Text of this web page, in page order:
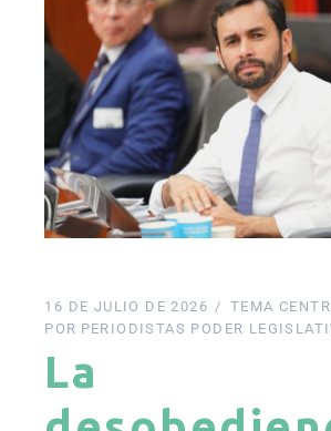
16 DE JULIO DE 2026
TEMA
POR PERIODISTAS PODER
La